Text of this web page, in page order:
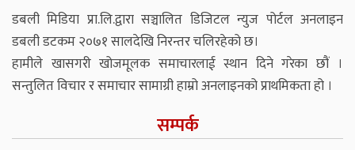
डबली मिडिया प्रा.लि.द्वारा सञ्चालित डिजिटल न्युज पोर्टल अनलाइन
डबली डटकम २०७१ सालदेखि निरन्तर चलिरहेको छ।
हामीले खासगरी खोजमूलक समाचारलाई स्थान दिने गरेका छौं ।
सन्तुलित विचार र समाचार सामाग्री हाम्रो अनलाइनको प्राथमिकता हो ।
सम्पर्क